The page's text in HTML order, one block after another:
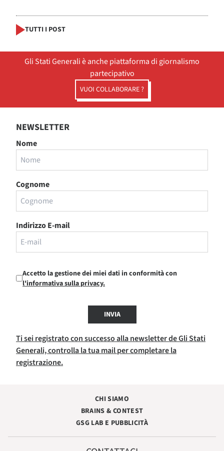
TUTTI I POST
Gli Stati Generali è anche piattaforma di giornalismo
partecipativo
VUOI COLLABORARE ?
NEWSLETTER
Nome
Cognome
Indirizzo E-mail
Accetto la gestione dei miei dati in conformità con
l'informativa sulla privacy.
INVIA
Ti sei registrato con successo alla newsletter de Gli Stati
Generali, controlla la tua mail per completare la
registrazione.
CHI SIAMO
BRAINS & CONTEST
GSG LAB E PUBBLICITÀ